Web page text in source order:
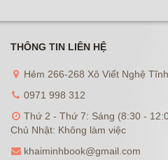
THÔNG TIN LIÊN HỆ
Hẻm 266-268 Xô Viết Nghệ
0971 998 312
Thứ 2 - Thứ 7: Sáng (8:30 -
Chủ Nhật: Không làm việc
khaiminhbook@gmail.com